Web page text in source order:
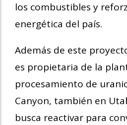
los combustibles y
energética del país.
Además de este
es propietaria de la
procesamiento de
Canyon, también en
busca reactivar para